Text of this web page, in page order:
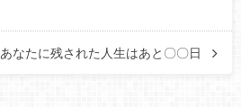
あなたに残された人生はあと〇〇日